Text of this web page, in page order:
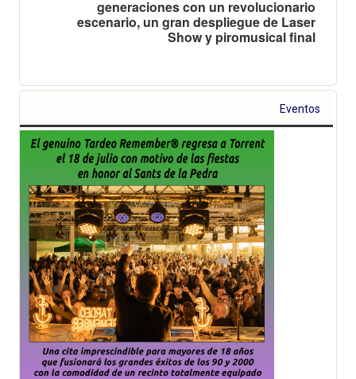
generaciones con un revolucionario
escenario, un gran despliegue de Laser
Show y piromusical final
Eventos